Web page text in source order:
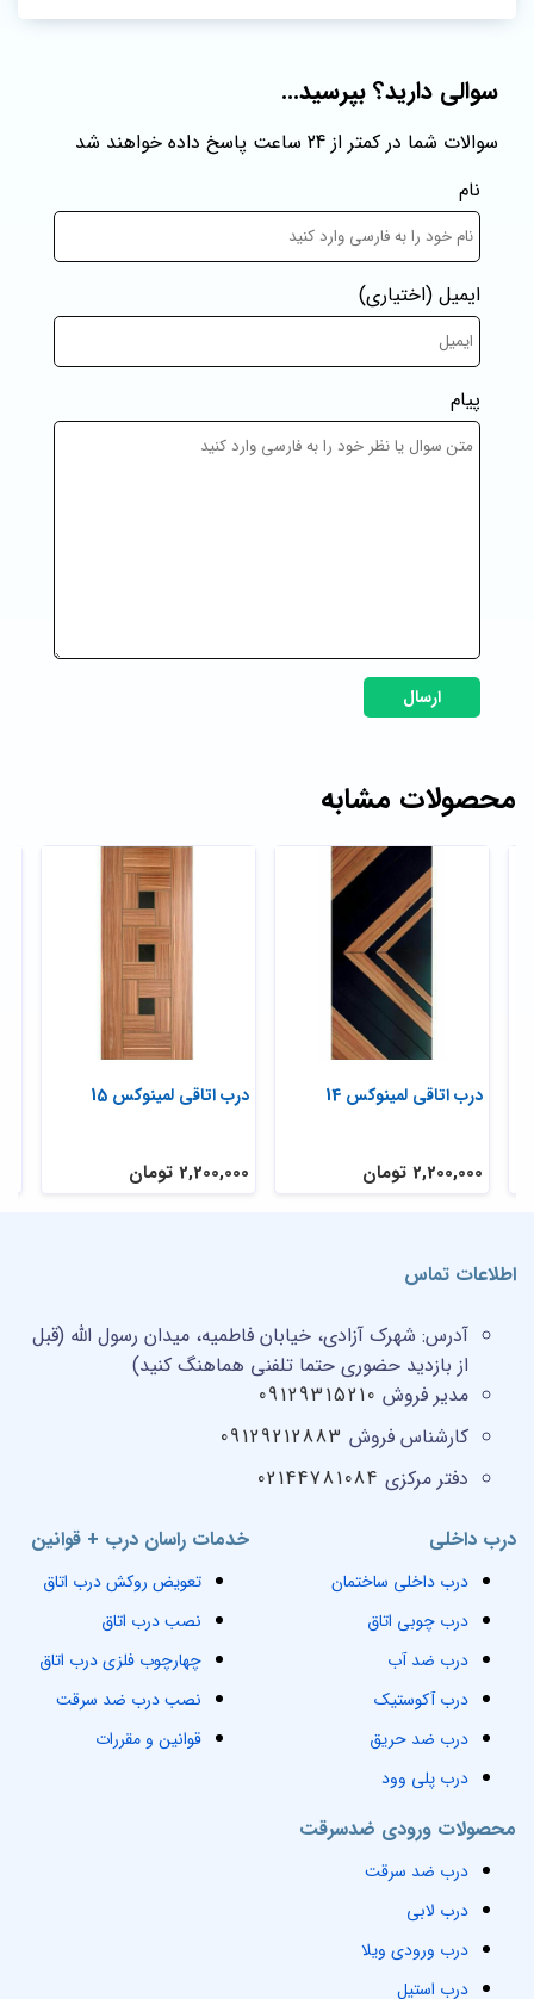
سوالی دارید؟ بپرسید...
سوالات شما در کمتر از 24 ساعت پاسخ داده خواهند شد
نام
ایمیل (اختیاری)
پیام
ارسال
محصولات مشابه
درب اتاقی لمینوکس 15
2,200,000 تومان
درب اتاقی لمینوکس 14
2,200,000 تومان
خدمات راسان درب + قوانین
تعویض روکش درب اتاق
نصب درب اتاق
چهارچوب فلزی درب اتاق
نصب درب ضد سرقت
قوانین و مقررات
محصولات ورودی ضدسرقت
درب ضد سرقت
درب لابی
درب ورودی ویلا
درب استیل
درب داخلی
درب داخلی ساختمان
درب چوبی اتاق
درب ضد آب
درب آکوستیک
درب ضد حریق
درب پلی وود
اطلاعات تماس
آدرس: شهرک آزادی، خیابان فاطمیه، میدان رسول الله (قبل
از بازدید حضوری حتما تلفنی هماهنگ کنید)
مدیر فروش 09129315210
کارشناس فروش 09129212883
دفتر مرکزی 02144781084